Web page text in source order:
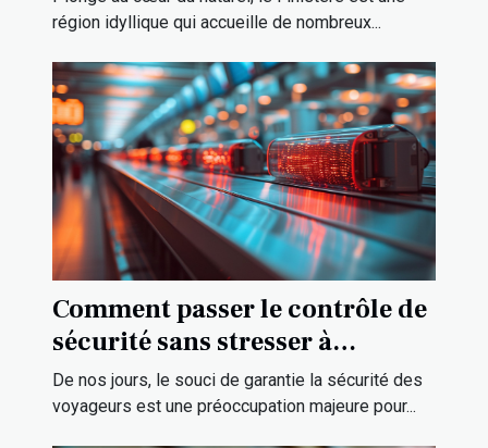
région idyllique qui accueille de nombreux...
Comment passer le contrôle de
sécurité sans stresser à
l’aéroport ?
De nos jours, le souci de garantie la sécurité des
voyageurs est une préoccupation majeure pour...